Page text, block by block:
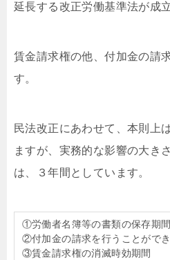
延長する改正労働基準法が成
賃金請求権の他、付加金の請
す。
民法改正にあわせて、本則上
ますが、実務的な影響の大き
は、３年間としています。
①労働者名簿等の書類の保存期間
②付加金の請求を行うことがで
③賃金請求権の消滅時効期間